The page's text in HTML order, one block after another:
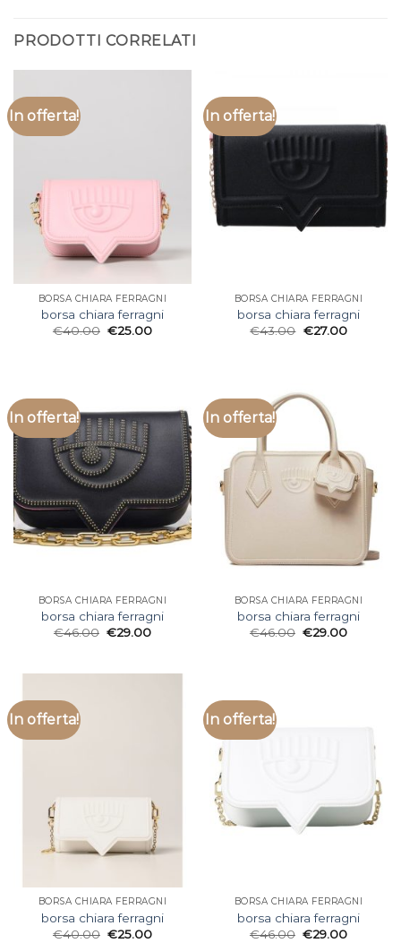
PRODOTTI CORRELATI
In offerta!
BORSA CHIARA FERRAGNI
borsa chiara ferragni
€40.00 €25.00
In offerta!
BORSA CHIARA FERRAGNI
borsa chiara ferragni
€43.00 €27.00
In offerta!
BORSA CHIARA FERRAGNI
borsa chiara ferragni
€46.00 €29.00
In offerta!
BORSA CHIARA FERRAGNI
borsa chiara ferragni
€46.00 €29.00
In offerta!
BORSA CHIARA FERRAGNI
borsa chiara ferragni
€40.00 €25.00
In offerta!
BORSA CHIARA FERRAGNI
borsa chiara ferragni
€46.00 €29.00